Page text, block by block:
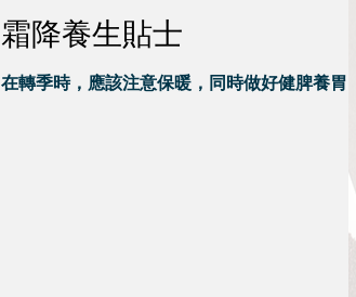
霜降養生貼士
在轉季時，應該注意保暖，同時做好健脾養胃？